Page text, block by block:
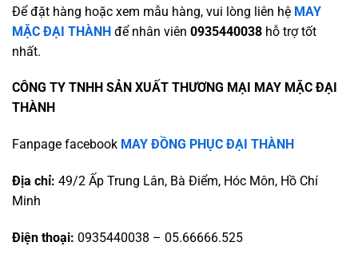
Để đặt hàng hoặc xem mẫu hàng, vui lòng liên hệ MAY
MẶC ĐẠI THÀNH để nhân viên 0935440038 hỗ trợ tốt
nhất.
CÔNG TY TNHH SẢN XUẤT THƯƠNG MẠI MAY MẶC ĐẠI
THÀNH
Fanpage facebook MAY ĐỒNG PHỤC ĐẠI THÀNH
Địa chỉ: 49/2 Ấp Trung Lân, Bà Điểm, Hóc Môn, Hồ Chí
Minh
Điện thoại: 0935440038 – 05.66666.525